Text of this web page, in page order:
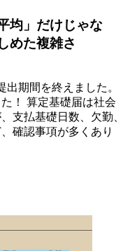
均」だけじゃな
めた複雑さ
出期間を終えました。
！ 算定基礎届は社会
支払基礎日数、欠勤、
確認事項が多くあり